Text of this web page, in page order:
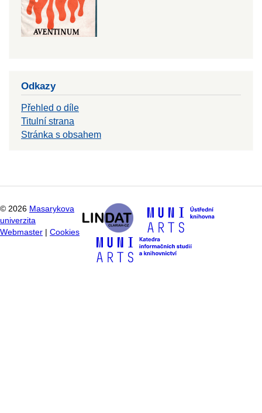
Odkazy
Přehled o díle
Titulní strana
Stránka s obsahem
© 2026 Masarykova
univerzita
Webmaster
Cookies